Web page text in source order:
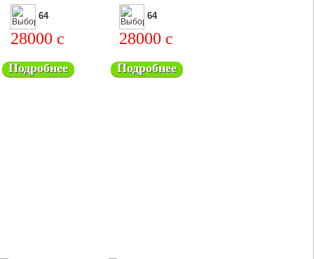
64
28000 c
Подробнее
64
28000 c
Подробнее